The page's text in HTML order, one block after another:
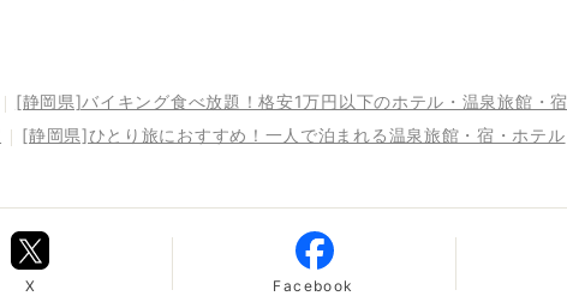
[静岡県]バイキング食べ放題！格安1万円以下のホテル・温泉旅館・宿
[静岡県]ひとり旅におすすめ！一人で泊まれる温泉旅館・宿・ホテル
X Facebook